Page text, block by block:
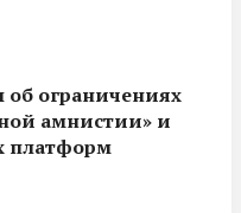
ограничениях
амнистии» и
платформ